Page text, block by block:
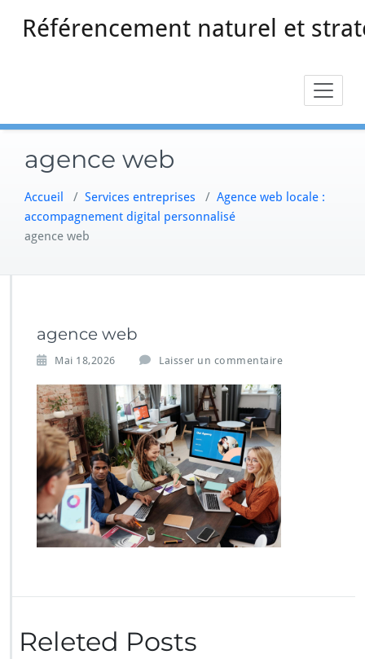
Référencement naturel et
agence web
Accueil / Services entreprises / Agence web locale :
accompagnement digital personnalisé
agence web
agence web
Mai 18,2026 Laisser un commentaire
Releted Posts